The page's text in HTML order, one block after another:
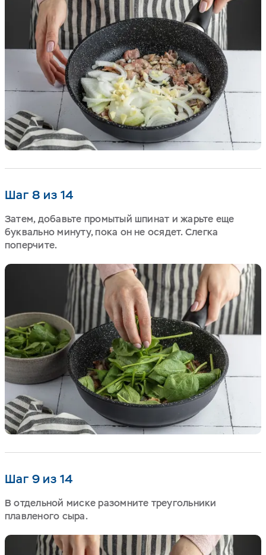
Шаг 8 из 14
Затем, добавьте промытый шпинат и жарьте еще
буквально минуту, пока он не осядет. Слегка
поперчите.
Шаг 9 из 14
В отдельной миске разомните треугольники
плавленого сыра.